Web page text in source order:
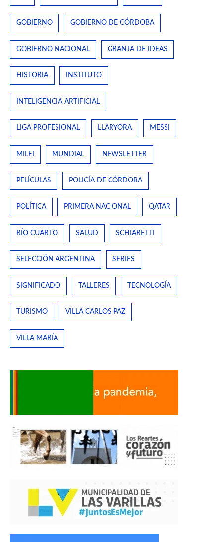
GOBIERNO GOBIERNO DE CÓRDOBA
GOBIERNO NACIONAL GRANJA DE IDEAS
HISTORIA INSTITUTO
INTELIGENCIA ARTIFICIAL
LIGA PROFESIONAL LLARYORA MESSI
MILEI MUNDIAL NEWSLETTER
PELÍCULAS POLICÍA DE CÓRDOBA
POLÍTICA PRIMERA NACIONAL QATAR
RÍO CUARTO SALUD SCHIARETTI
SELECCIÓN ARGENTINA SERIES
SIGNIFICADO TALLERES TECNOLOGÍA
TURISMO VILLA CARLOS PAZ
VILLA MARÍA